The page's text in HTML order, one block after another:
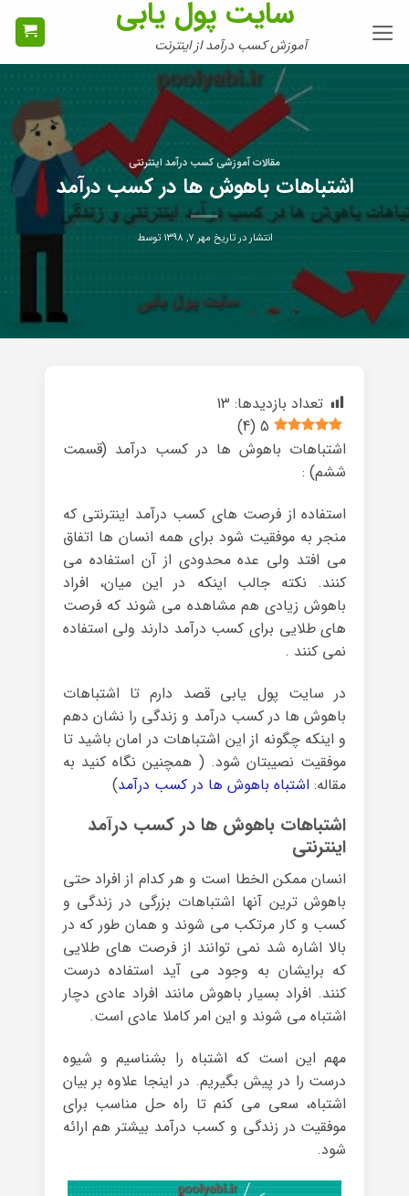
سایت پول یابی
آموزش کسب درآمد از اینترنت
مقالات آموزشی کسب درآمد اینترنتی
اشتباهات باهوش ها در کسب درآمد
انتشار در تاریخمهر ۷, ۱۳۹۸ توسط
تعداد بازدیدها: 13
5
(
4
)
اشتباهات باهوش ها در کسب درآمد (قسمت
ششم) :
استفاده از فرصت های کسب درآمد اینترنتی که
منجر به موفقیت شود برای همه انسان ها اتفاق
می افتد ولی عده محدودی از آن استفاده می
کنند. نکته جالب اینکه در این میان، افراد
باهوش زیادی هم مشاهده می شوند که فرصت
های طلایی برای کسب درآمد دارند ولی استفاده
نمی کنند .
در سایت پول یابی قصد دارم تا اشتباهات
باهوش ها در کسب درآمد و زندگی را نشان دهم
و اینکه چگونه از این اشتباهات در امان باشید تا
موفقیت نصیبتان شود. ( همچنین نگاه کنید به
مقاله: اشتباه باهوش ها در کسب درآمد)
اشتباهات باهوش ها در کسب درآمد
اینترنتی
انسان ممکن الخطا است و هر کدام از افراد حتی
باهوش ترین آنها اشتباهات بزرگی در زندگی و
کسب و کار مرتکب می شوند و همان طور که در
بالا اشاره شد نمی توانند از فرصت های طلایی
که برایشان به وجود می آید استفاده درست
کنند. افراد بسیار باهوش مانند افراد عادی دچار
اشتباه می شوند و این امر کاملا عادی است.
مهم این است که اشتباه را بشناسیم و شیوه
درست را در پیش بگیریم. در اینجا علاوه بر بیان
اشتباه، سعی می کنم تا راه حل مناسب برای
موفقیت در زندگی و کسب درآمد بیشتر هم ارائه
شود.